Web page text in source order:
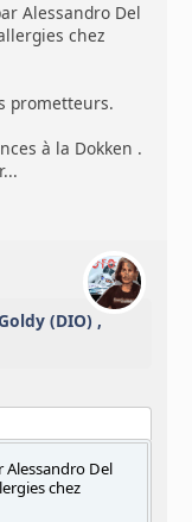
Alessandro Del
chez
prometteurs.
à la Dokken .
(DIO) ,
Del
chez